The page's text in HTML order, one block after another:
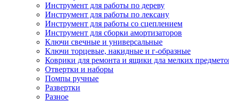
Инструмент для работы по дереву
Инструмент для работы по лексану
Инструмент для работы со сцеплением
Инструмент для сборки амортизаторов
Ключи свечные и универсальные
Ключи торцевые, накидные и г-образные
Коврики для ремонта и ящики дла мелких
Отвертки и наборы
Помпы ручные
Развертки
Разное